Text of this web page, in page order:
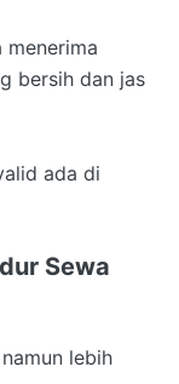
menerima
bersih dan jas
ada di
Sewa
lebih